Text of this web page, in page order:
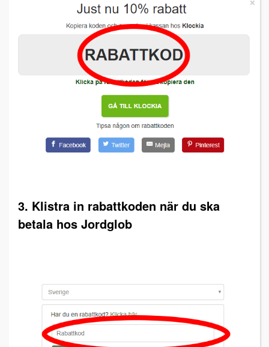
3. Klistra in rabattkoden när du ska
betala hos Jordglob